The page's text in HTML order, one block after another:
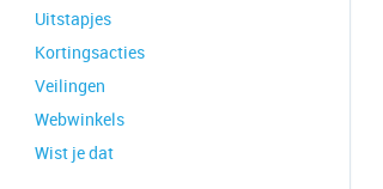
Uitstapjes
Kortingsacties
Veilingen
Webwinkels
Wist je dat